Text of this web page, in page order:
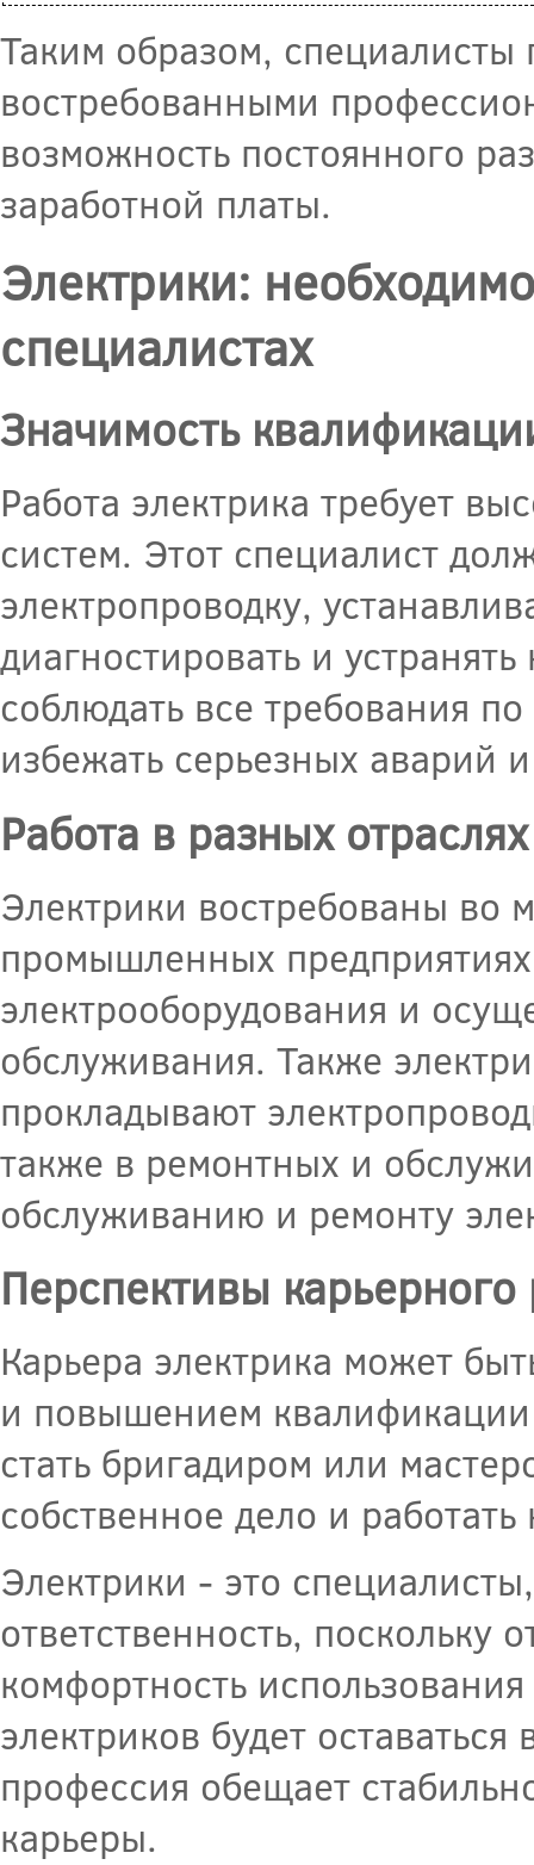
Таким образом,
востребованными
возможность постоянного
заработной платы.
Электрики:
специалистах
Значимость
Работа электрика требует
систем. Этот специалист
электропроводку,
диагностировать и
соблюдать все требования
избежать серьезных аварий
Работа в разных отраслях
Электрики востребованы во
промышленных
электрооборудования и
обслуживания. Также
прокладывают
также в ремонтных и
обслуживанию и ремонту
Перспективы карьерного
Карьера электрика может
и повышением
стать бригадиром или
собственное дело и работать
Электрики - это
ответственность, поскольку
комфортность
электриков будет
профессия обещает
карьеры.